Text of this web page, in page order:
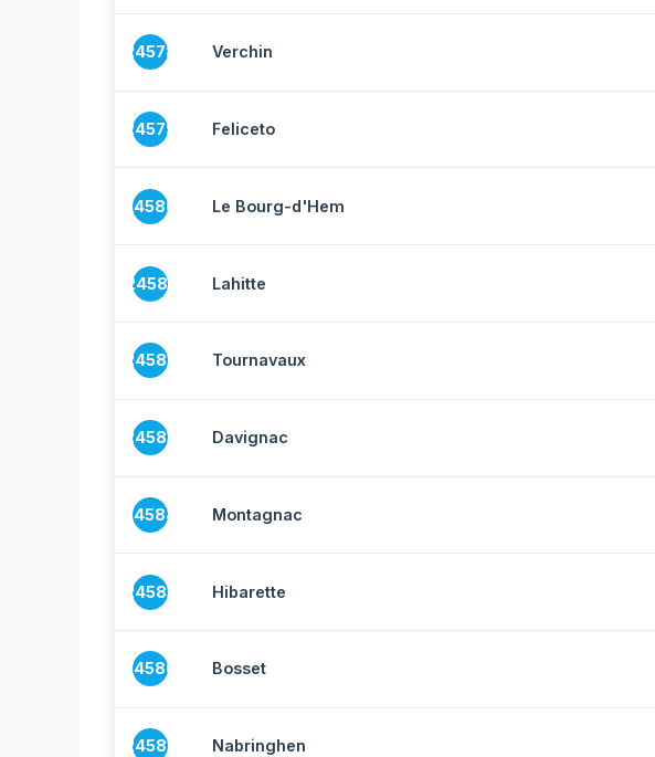
24578 Verchin
24579 Feliceto
24580 Le Bourg-d'Hem
24581 Lahitte
24582 Tournavaux
24583 Davignac
24584 Montagnac
24585 Hibarette
24586 Bosset
24587 Nabringhen